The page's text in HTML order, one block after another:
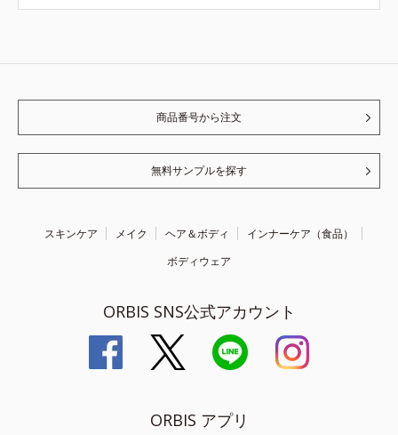
商品番号から注文
無料サンプルを探す
スキンケア メイク ヘア＆ボディ
インナーケア（食品）
ボディウェア
ORBIS SNS公式アカウント
ORBIS アプリ